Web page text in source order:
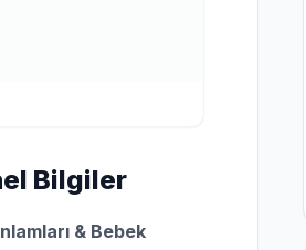
Bilgiler
& Bebek